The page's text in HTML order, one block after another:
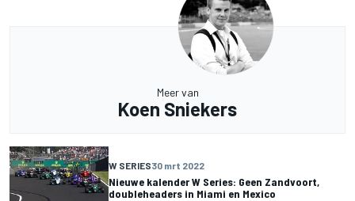
Meer van
Koen Sniekers
W SERIES30 mrt 2022
Nieuwe kalender W Series: Geen Zandvoort,
doubleheaders in Miami en Mexico